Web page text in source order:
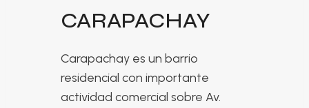
CARAPACHAY
Carapachay es un barrio
residencial con importante
actividad comercial sobre Av.